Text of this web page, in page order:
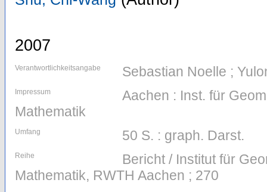
2007
Verantwortlichkeitsangabe Sebastian Noelle ;
Impressum
Aachen : Inst. für
Mathematik
Umfang 50 S. : graph. Darst.
Reihe
Bericht / Institut für
Mathematik, RWTH Aachen ; 270